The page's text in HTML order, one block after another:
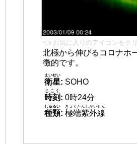
👈 お気に入りのアイコンをクリ
北極から伸びるコロナホ
徴的です。
衛星
えいせい
: SOHO
時刻
じこく
: 0時24分
種類
しゅるい
: 極端紫外線
きょくたんしがいせん